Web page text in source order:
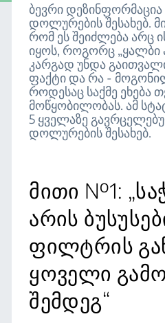
ბევრი
დოლურების შესახებ.
რომ ეს შეიძლება არც
იყოს, როგორც „ყალბი
კარგად უნდა
ფაქტი და რა -
როდესაც საქმე ეხება
მოწყობილობას. ამ
5 ყველაზე
დოლურების შესახებ.
მითი №1:
არის
ფილტრის
ყოველი
შემდეგ“